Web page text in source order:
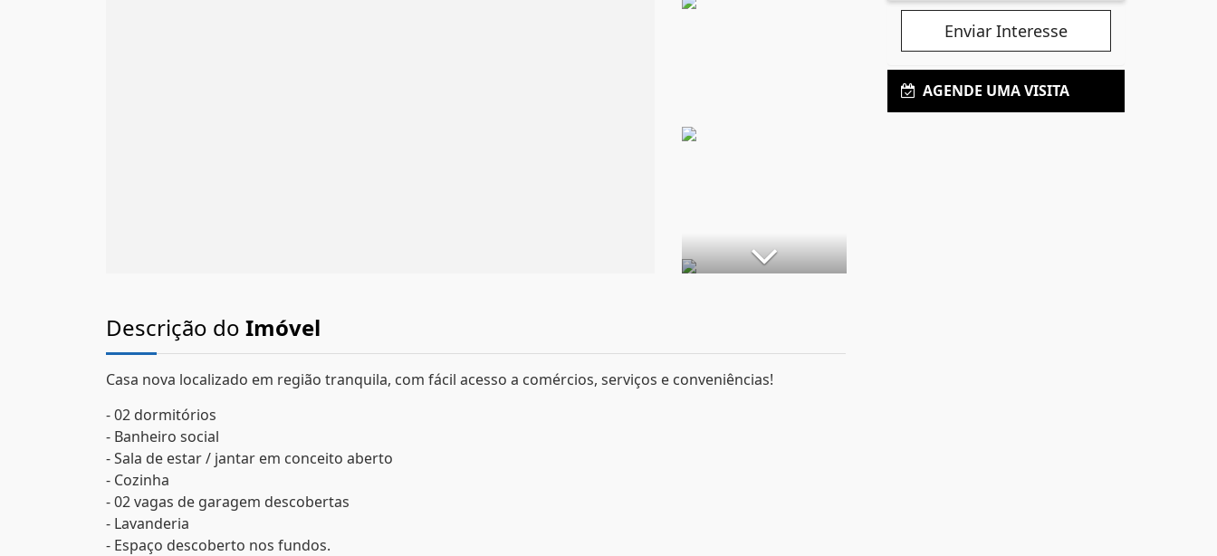
Descrição do Imóvel
Casa nova localizado em região tranquila, com fácil acesso a comércios, serviços e conveniências!
- 02 dormitórios
- Banheiro social
- Sala de estar / jantar em conceito aberto
- Cozinha
- 02 vagas de garagem descobertas
- Lavanderia
- Espaço descoberto nos fundos.
Enviar Interesse
AGENDE UMA VISITA